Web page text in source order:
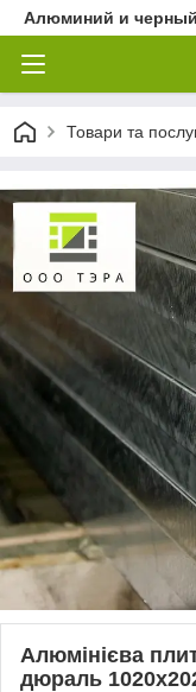
Алюминий и
Товари та
Алюмінієва
дюраль